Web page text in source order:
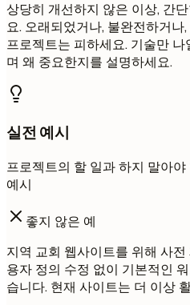
상당히 개선하지 않은 이상, 간
요. 오래되었거나, 불완전하거
프로젝트는 피하세요. 기술만
며 왜 중요한지를 설명하세요.
실전 예시
프로젝트의 할 일과 하지 말아
예시
좋지 않은 예
지역 교회 웹사이트를 위해 사
용자 정의 수정 없이 기본적인
습니다. 현재 사이트는 더 이상